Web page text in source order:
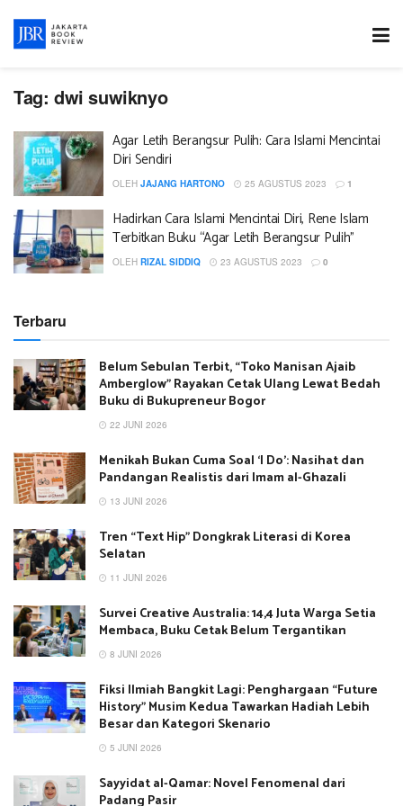
Tag: dwi suwiknyo
Agar Letih Berangsur Pulih: Cara Islami Mencintai
Diri Sendiri
OLEH JAJANG HARTONO 25 AGUSTUS 2023 1
Hadirkan Cara Islami Mencintai Diri, Rene Islam
Terbitkan Buku “Agar Letih Berangsur Pulih”
OLEH RIZAL SIDDIQ 23 AGUSTUS 2023 0
Terbaru
Belum Sebulan Terbit, “Toko Manisan Ajaib
Amberglow” Rayakan Cetak Ulang Lewat Bedah
Buku di Bukupreneur Bogor
22 JUNI 2026
Menikah Bukan Cuma Soal ‘I Do’: Nasihat dan
Pandangan Realistis dari Imam al-Ghazali
13 JUNI 2026
Tren “Text Hip” Dongkrak Literasi di Korea
Selatan
11 JUNI 2026
Survei Creative Australia: 14,4 Juta Warga Setia
Membaca, Buku Cetak Belum Tergantikan
8 JUNI 2026
Fiksi Ilmiah Bangkit Lagi: Penghargaan “Future
History” Musim Kedua Tawarkan Hadiah Lebih
Besar dan Kategori Skenario
5 JUNI 2026
Sayyidat al-Qamar: Novel Fenomenal dari
Padang Pasir